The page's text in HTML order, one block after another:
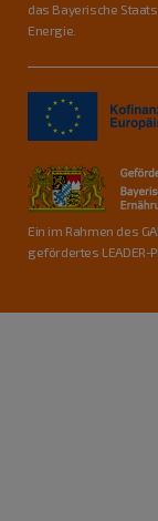
das Bayerische
Energie.
Ein im Rahmen des
gefördertes LEADER-